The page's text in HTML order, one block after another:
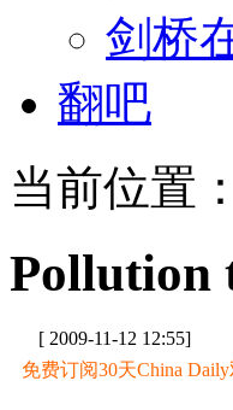
剑桥
翻吧
当前位置：
Pollution
[ 2009-11-12 12:55]
免费订阅30天China